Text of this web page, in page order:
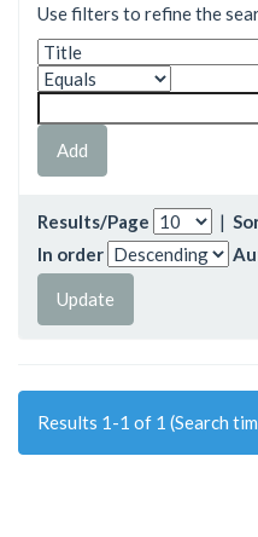
Use filters to refine the
Results/Page |
In order
Results 1-1 of 1 (Search